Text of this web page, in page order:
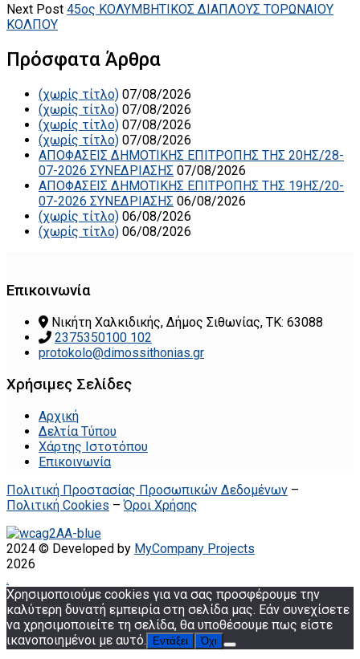
Next Post 45ος ΚΟΛΥΜΒΗΤΙΚΟΣ ΔΙΑΠΛΟΥΣ ΤΟΡΩΝΑΙΟΥ
ΚΟΛΠΟΥ
Πρόσφατα Άρθρα
(χωρίς τίτλο) 07/08/2026
(χωρίς τίτλο) 07/08/2026
(χωρίς τίτλο) 07/08/2026
(χωρίς τίτλο) 07/08/2026
ΑΠΟΦΑΣΕΙΣ ΔΗΜΟΤΙΚΗΣ ΕΠΙΤΡΟΠΗΣ ΤΗΣ 20ΗΣ/28-
07-2026 ΣΥΝΕΔΡΙΑΣΗΣ 07/08/2026
ΑΠΟΦΑΣΕΙΣ ΔΗΜΟΤΙΚΗΣ ΕΠΙΤΡΟΠΗΣ ΤΗΣ 19ΗΣ/20-
07-2026 ΣΥΝΕΔΡΙΑΣΗΣ 06/08/2026
(χωρίς τίτλο) 06/08/2026
(χωρίς τίτλο) 06/08/2026
Επικοινωνία
Νικήτη Χαλκιδικής, Δήμος Σιθωνίας, ΤΚ: 63088
2375350100 102
protokolo@dimossithonias.gr
Χρήσιμες Σελίδες
Αρχική
Δελτία Τύπου
Χάρτης Ιστοτόπου
Επικοινωνία
Πολιτική Προστασίας Προσωπικών Δεδομένων –
Πολιτική Cookies –Όροι Χρήσης
2024 © Developed by MyCompany Projects
2026
.
Χρησιμοποιούμε cookies για να σας προσφέρουμε την
καλύτερη δυνατή εμπειρία στη σελίδα μας. Εάν συνεχίσετε
να χρησιμοποιείτε τη σελίδα, θα υποθέσουμε πως είστε
ικανοποιημένοι με αυτό.
Εντάξει Όχι